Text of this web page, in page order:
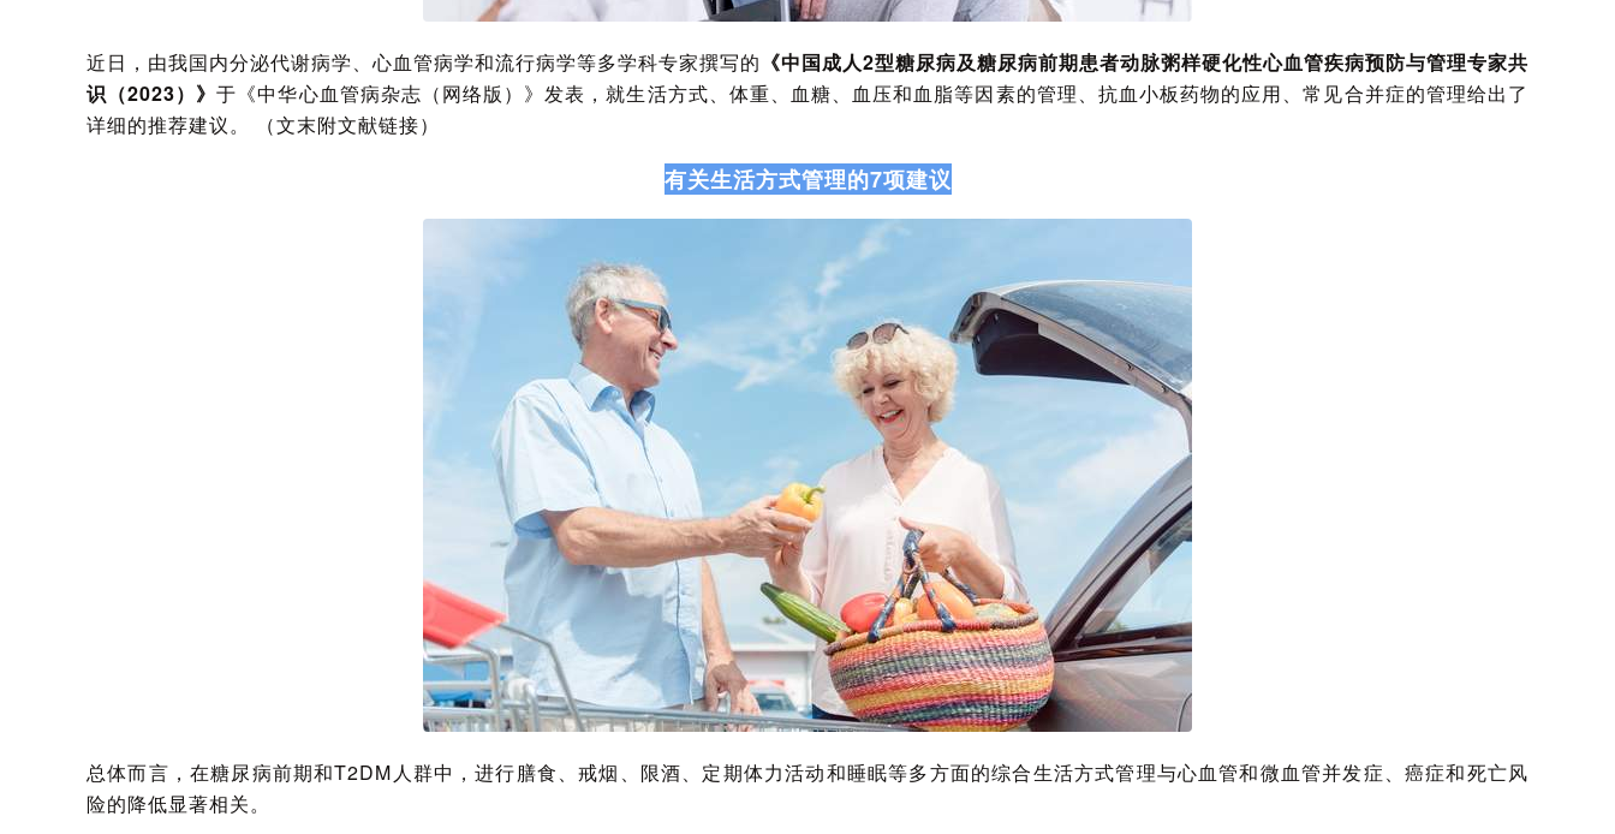
近日，由我国内分泌代谢病学、心血管病学和流行病学等多学科专家撰写的 《中国成人2型糖尿病及糖尿病前期患者动脉粥样硬化性心血管疾病预防与管理专家共
识（2023）》于《中华心血管病杂志（网络版）》发表，就生活方式、体重、血糖、血压和血脂等因素的管理、抗血小板药物的应用、常见合并症的管理给出了
详细的推荐建议。 （文末附文献链接）
有关生活方式管理的7项建议
总体而言，在糖尿病前期和T2DM人群中，进行膳食、戒烟、限酒、定期体力活动和睡眠等多方面的综合生活方式管理与心血管和微血管并发症、癌症和死亡风
险的降低显著相关。